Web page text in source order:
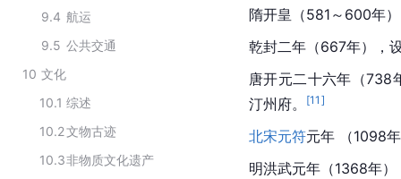
9.4 航运
9.5 公共交通
10 文化
10.1 综述
10.2文物古迹
10.3非物质文化遗产
隋开皇（581～600年
乾封二年（667年），
唐开元二十六年（738
汀州府。
[11 ]
北宋元符元年 （1098
明洪武元年（1368年